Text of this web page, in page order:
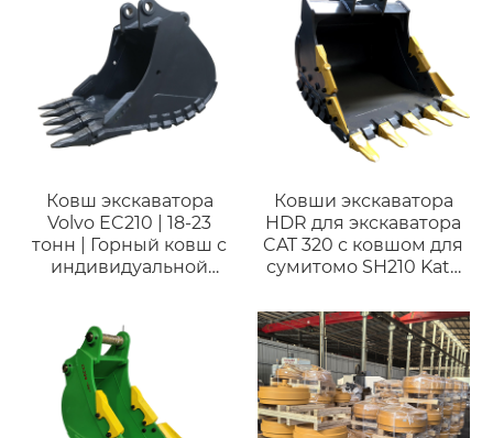
Ковш экскаватора
Volvo EC210 | 18-23
тонн | Горный ковш с
индивидуальной
Ковши экскаватора
HDR для экскаватора
CAT 320 с ковшом для
сумитомо SH210 Kato